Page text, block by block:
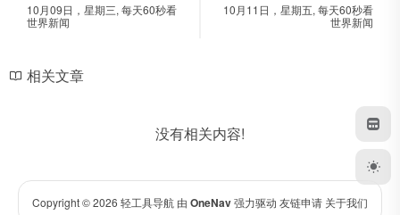
10月09日，星期三, 每天60秒看
世界新闻
10月11日，星期五, 每天60秒看
世界新闻
相关文章
没有相关内容!
Copyright © 2026 轻工具导航 由 OneNav强力驱动 友链申请 关于我们